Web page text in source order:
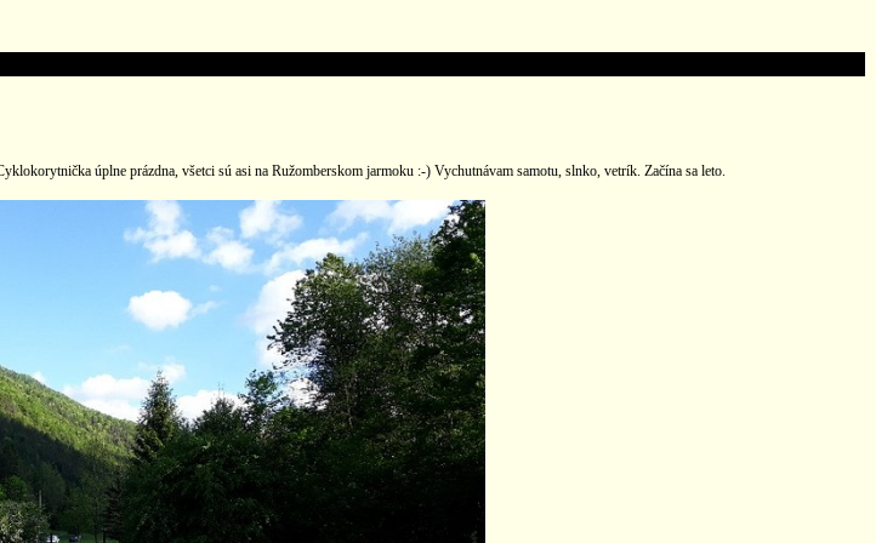
úplne prázdna, všetci sú asi na Ružomberskom jarmoku :-) Vychutnávam samotu, slnko, vetrík. Začína sa leto.